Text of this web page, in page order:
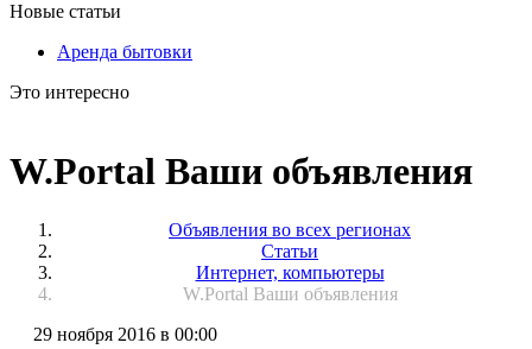
Новые статьи
Аренда бытовки
Это интересно
W.Portal Ваши объявления
Объявления во всех регионах
Статьи
Интернет, компьютеры
W.Portal Ваши объявления
29 ноября 2016 в 00:00